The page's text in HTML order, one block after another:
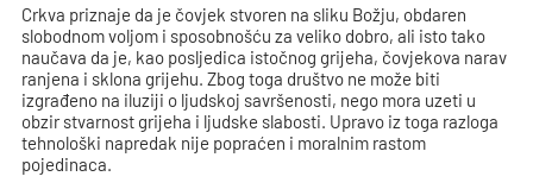
Crkva priznaje da je čovjek stvoren na sliku Božju, obdaren
slobodnom voljom i sposobnošću za veliko dobro, ali isto tako
naučava da je, kao posljedica istočnog grijeha, čovjekova narav
ranjena i sklona grijehu. Zbog toga društvo ne može biti
izgrađeno na iluziji o ljudskoj savršenosti, nego mora uzeti u
obzir stvarnost grijeha i ljudske slabosti. Upravo iz toga razloga
tehnološki napredak nije popraćen i moralnim rastom
pojedinaca.